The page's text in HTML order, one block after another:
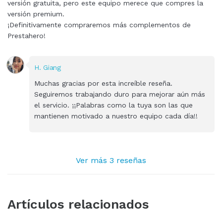
versión gratuita, pero este equipo merece que compres la
versión premium.
¡Definitivamente compraremos más complementos de
Prestahero!
H. Giang
Muchas gracias por esta increíble reseña.
Seguiremos trabajando duro para mejorar aún más
el servicio. ¡¡Palabras como la tuya son las que
mantienen motivado a nuestro equipo cada día!!
Ver más 3 reseñas
Artículos relacionados